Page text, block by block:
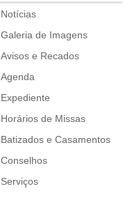
Notícias
Galeria de Imagens
Avisos e Recados
Agenda
Expediente
Horários de Missas
Batizados e Casamentos
Conselhos
Serviços